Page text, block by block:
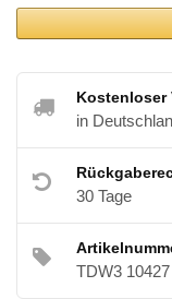
Kostenloser
in
30 Tage
TDW3 10427